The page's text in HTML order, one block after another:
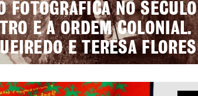
FOTOGRÁFICA NO SÉCULO
E A ORDEM COLONIAL.
E TERESA FLORES